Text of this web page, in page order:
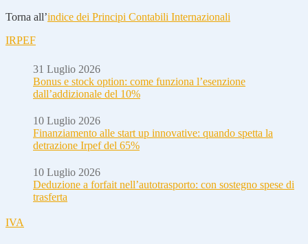
Torna all’indice dei Principi Contabili Internazionali
IRPEF
31 Luglio 2026
Bonus e stock option: come funziona l’esenzione
dall’addizionale del 10%
10 Luglio 2026
Finanziamento alle start up innovative: quando spetta la
detrazione Irpef del 65%
10 Luglio 2026
Deduzione a forfait nell’autotrasporto: con sostegno spese di
trasferta
IVA